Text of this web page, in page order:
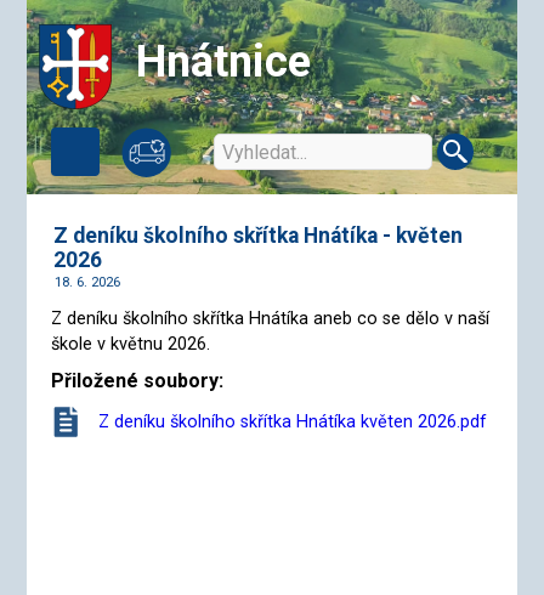
Hnátnice
Z deníku školního skřítka Hnátíka - květen
2026
18. 6. 2026
Z deníku školního skřítka Hnátíka aneb co se dělo v naší
škole v květnu 2026.
Přiložené soubory:
Z deníku školního skřítka Hnátíka květen 2026.pdf